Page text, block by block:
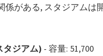
係がある, スタジアムは
タジアム) - 容量: 51,700